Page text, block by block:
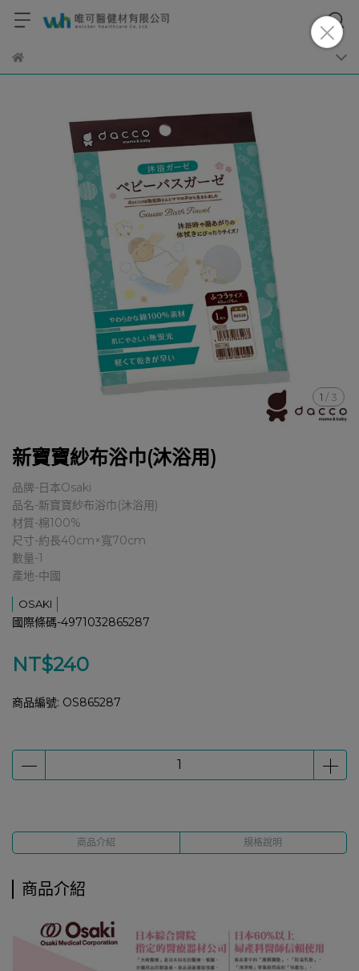
1 / 3
新寶寶紗布浴巾(沐浴用)
品牌-日本Osaki
品名-新寶寶紗布浴巾(沐浴用)
材質-棉100%
尺寸-約長40cm×寬70cm
數量-1
產地-中國
OSAKI
國際條碼-4971032865287
NT$240
商品編號: OS865287
商品介紹 規格說明
商品介紹